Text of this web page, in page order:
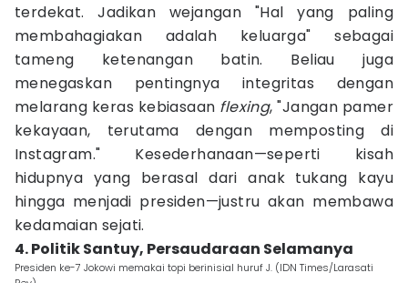
terdekat. Jadikan wejangan "Hal yang paling
membahagiakan adalah keluarga" sebagai
tameng ketenangan batin. Beliau juga
menegaskan pentingnya integritas dengan
melarang keras kebiasaan flexing, "Jangan pamer
kekayaan, terutama dengan memposting di
Instagram." Kesederhanaan—seperti kisah
hidupnya yang berasal dari anak tukang kayu
hingga menjadi presiden—justru akan membawa
kedamaian sejati.
4. Politik Santuy, Persaudaraan Selamanya
Presiden ke-7 Jokowi memakai topi berinisial huruf J. (IDN Times/Larasati